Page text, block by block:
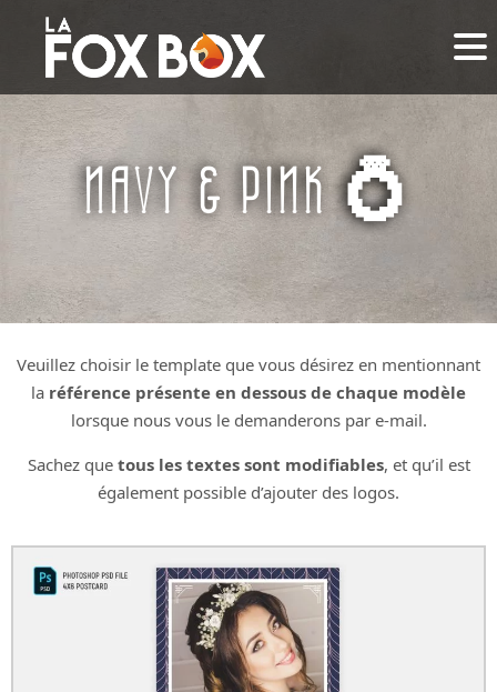
NAVY & PINK 💍
Veuillez choisir le template que vous désirez en mentionnant
la référence présente en dessous de chaque modèle
lorsque nous vous le demanderons par e-mail.
Sachez que tous les textes sont modifiables, et qu’il est
également possible d’ajouter des logos.